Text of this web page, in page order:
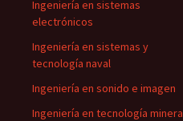
Ingeniería en sistemas
electrónicos
Ingeniería en sistemas y
tecnología naval
Ingeniería en sonido e imagen
Ingeniería en tecnología minera